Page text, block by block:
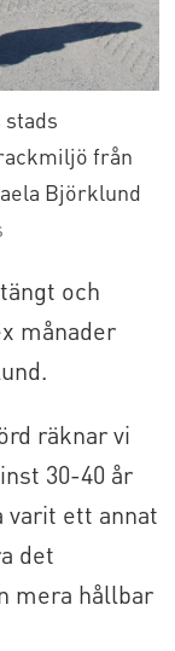
från
Björklund
och
månader
räknar vi
30-40 år
varit ett annat
det
mera hållbar